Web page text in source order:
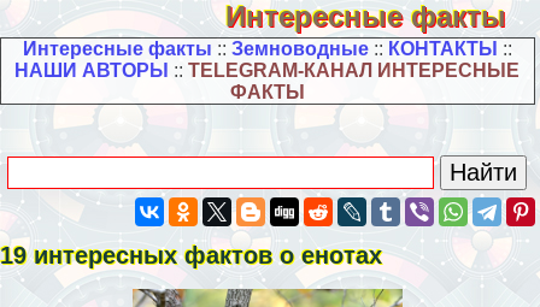
Интересные факты
Интересные факты :: Земноводные:: КОНТАКТЫ ::
НАШИ АВТОРЫ ::TELEGRAM-КАНАЛ ИНТЕРЕСНЫЕ
ФАКТЫ
19 интересных фактов о енотах